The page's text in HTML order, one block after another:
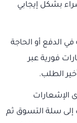
بشكل إيجابي
الدفع أو الحاجة
فورية عبر
الطلب.
الإشعارات
إلى سلة التسوق ثم